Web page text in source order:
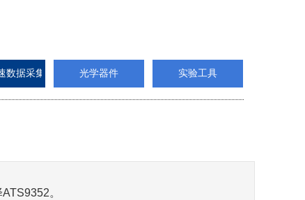
数据采集卡 光学器件 实验工具
。